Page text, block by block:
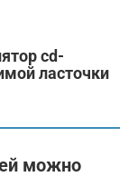
cd-
ласточки
можно